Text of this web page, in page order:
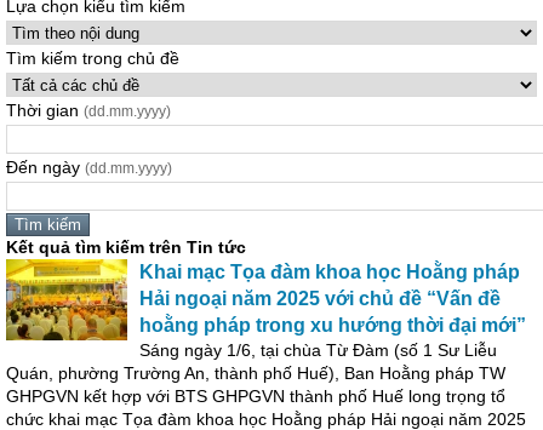
Lựa chọn kiểu tìm kiếm
Tìm kiếm trong chủ đề
Thời gian (dd.mm.yyyy)
Đến ngày (dd.mm.yyyy)
Kết quả tìm kiếm trên Tin tức
Khai mạc Tọa đàm khoa học Hoằng pháp
Hải ngoại năm 2025 với chủ đề “Vấn đề
hoằng pháp trong xu hướng thời đại mới”
Sáng ngày 1/6, tại chùa Từ Đàm (số 1 Sư Liễu
Quán, phường Trường An, thành phố Huế), Ban Hoằng pháp TW
GHPGVN kết hợp với BTS GHPGVN thành phố Huế long trọng tổ
chức khai mạc Tọa đàm khoa học Hoằng pháp Hải ngoại năm 2025